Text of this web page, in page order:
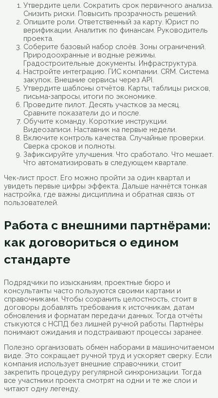
Утвердите цели. Сократить срок первичного анализа.
Снизить риски. Повысить прозрачность решений.
Опишите роли. Ответственный за карту. Юрист по
верификации. Аналитик по финансам. Руководитель
проекта.
Соберите базовый набор слоёв. Зоны ограничений.
Природоохранные и водные режимы.
Градостроительные документы. Инфраструктура.
Настройте интеграцию. ГИС компании. CRM. Система
закупок. Внешние сервисы через API.
Утвердите шаблоны отчётов. Карты, таблицы рисков,
письма‑запросы, итоги по экономике.
Проведите пилот. Десять участков за месяц.
Сравните показатели до и после.
Обучите команду. Короткие инструкции.
Видеозаписи. Наставник на первые недели.
Включите контроль качества. Случайные проверки.
Сверка сроков и полноты.
Зафиксируйте улучшения. Что сработало. Что мешает.
Что автоматизировать в следующем квартале.
Чек‑лист прост. Его можно пройти за один квартал и
увидеть первые цифры эффекта. Дальше начнётся тонкая
настройка, где важны дисциплина и обратная связь от
пользователей.
Работа с внешними партнёрами:
как договориться о едином
стандарте
Подрядчики по изысканиям, проектные бюро и
консультанты часто пользуются своими картами и
справочниками. Чтобы сохранить целостность, стоит в
договоры добавлять требования к источникам, датам
обновления и форматам передачи данных. Тогда отчёты
стыкуются с НСПД без лишней ручной работы. Партнёры
понимают ожидания и подстраивают процессы заранее.
Полезно организовать обмен наборами в машиночитаемом
виде. Это сокращает ручной труд и ускоряет сверку. Если
компания использует внешние справочники, стоит
закрепить процедуру регулярной синхронизации. Тогда
все участники проекта смотрят на одни и те же слои и
читают одну легенду.